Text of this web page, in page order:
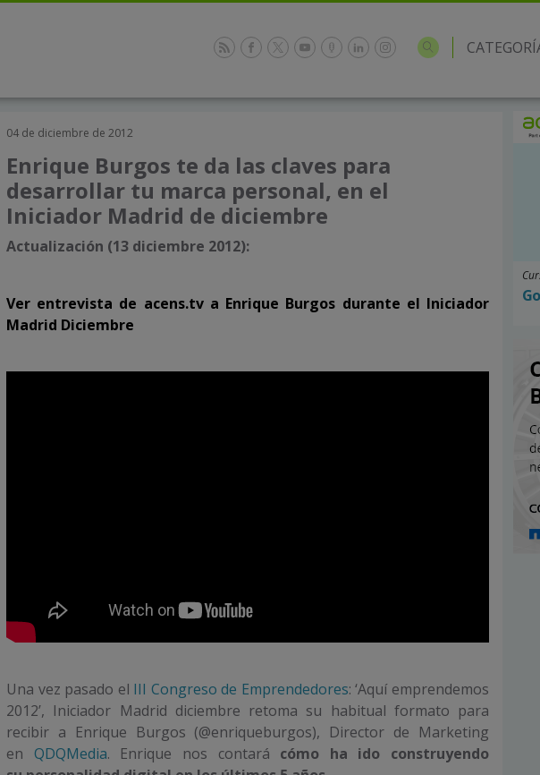
04 de diciembre de 2012
Enrique Burgos te da las claves para
desarrollar tu marca personal, en el
Iniciador Madrid de diciembre
Actualización (13 diciembre 2012):
Ver entrevista de acens.tv a Enrique Burgos durante el Iniciador
Madrid Diciembre
Una vez pasado el III Congreso de Emprendedores: ‘Aquí emprendemos
2012’, Iniciador Madrid diciembre retoma su habitual formato para
recibir a Enrique Burgos (@enriqueburgos), Director de Marketing
en QDQMedia. Enrique nos contará cómo ha ido construyendo